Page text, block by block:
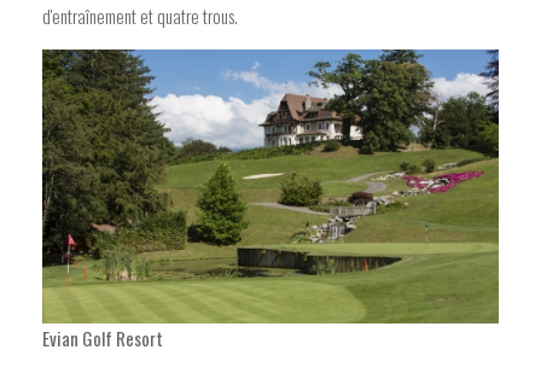
d'entraînement et quatre trous.
Evian Golf Resort